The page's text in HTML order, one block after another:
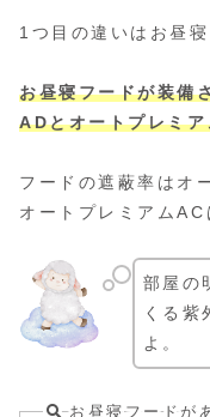
1つ目の違いはお昼寝
お昼寝フードが装備
ADとオートプレミ
フードの遮蔽率はオ
オートプレミアム
部屋の
くる
よ。
お昼寝フードが